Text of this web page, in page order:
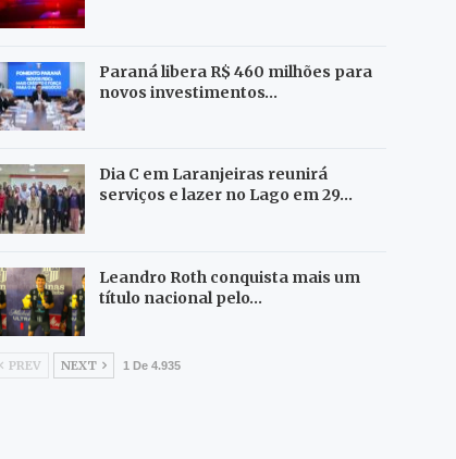
Paraná libera R$ 460 milhões para
novos investimentos…
Dia C em Laranjeiras reunirá
serviços e lazer no Lago em 29…
Leandro Roth conquista mais um
título nacional pelo…
PREV NEXT 1 De 4.935